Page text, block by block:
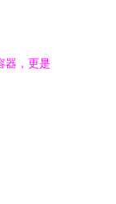
器，更是